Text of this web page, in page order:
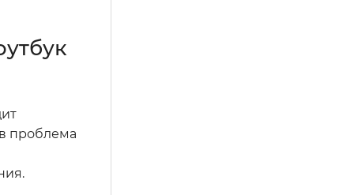
проблема